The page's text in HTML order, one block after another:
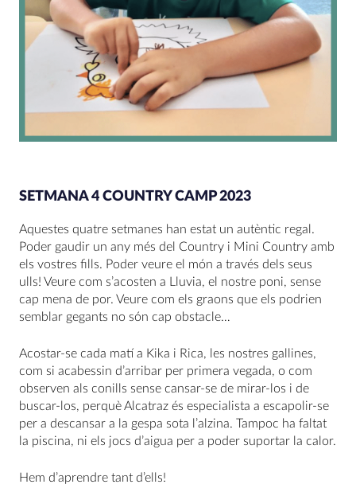
SETMANA 4 COUNTRY CAMP 2023
Aquestes quatre setmanes han estat un autèntic regal.
Poder gaudir un any més del Country i Mini Country amb
els vostres fills. Poder veure el món a través dels seus
ulls! Veure com s’acosten a Lluvia, el nostre poni, sense
cap mena de por. Veure com els graons que els podrien
semblar gegants no són cap obstacle…
Acostar-se cada matí a Kika i Rica, les nostres gallines,
com si acabessin d’arribar per primera vegada, o com
observen als conills sense cansar-se de mirar-los i de
buscar-los, perquè Alcatraz és especialista a escapolir-se
per a descansar a la gespa sota l’alzina. Tampoc ha faltat
la piscina, ni els jocs d’aigua per a poder suportar la calor.
Hem d’aprendre tant d’ells!